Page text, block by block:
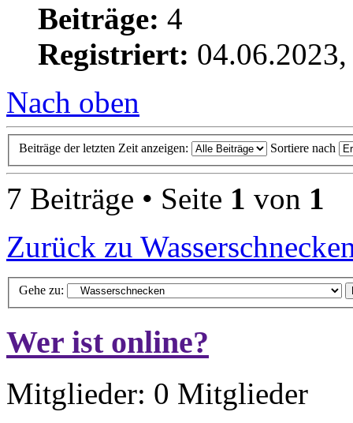
Beiträge: 4
Registriert:
Nach oben
Beiträge der letzten Zeit anzeigen: Sortiere nach
7 Beiträge • Seite 1 von 1
Zurück zu
Gehe zu:
Wer ist online?
Mitglieder: 0 Mitglieder